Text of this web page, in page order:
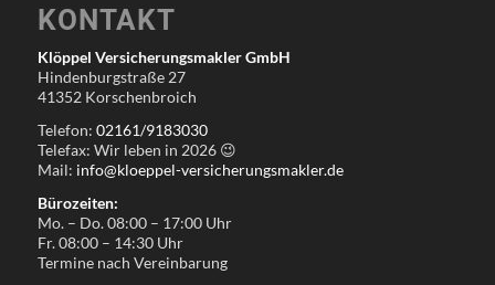
KONTAKT
Klöppel Versicherungsmakler GmbH
Hindenburgstraße 27
41352 Korschenbroich
Telefon: 02161/9183030
Telefax: Wir leben in 2026 😉
Mail: info@kloeppel-versicherungsmakler.de
Bürozeiten:
Mo. – Do. 08:00 – 17:00 Uhr
Fr. 08:00 – 14:30 Uhr
Termine nach Vereinbarung